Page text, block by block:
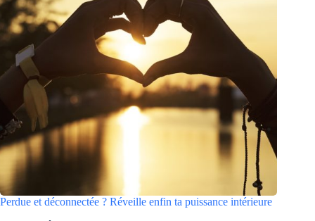
Perdue et déconnectée ? Réveille enfin ta puissance intérieure